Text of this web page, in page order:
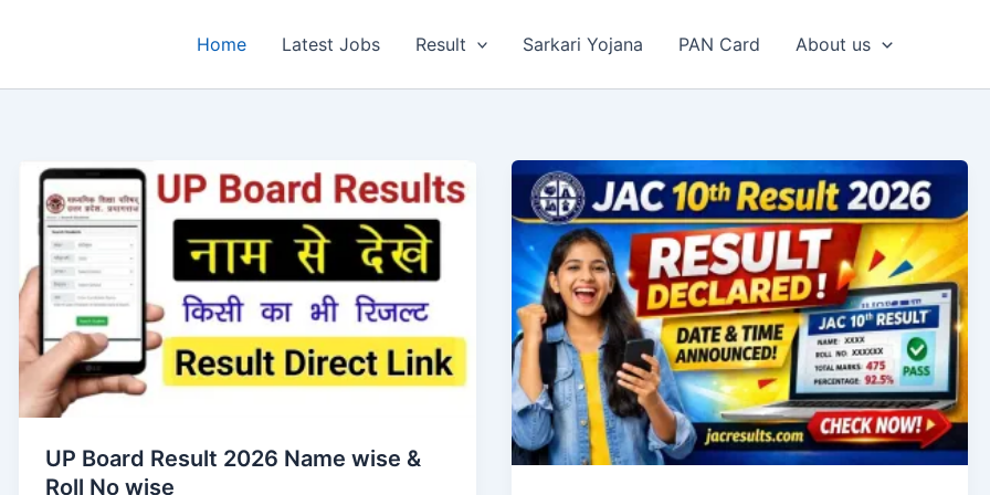
Home Latest Jobs Result Sarkari Yojana PAN Card About us
UP Board Result 2026 Name wise &
Roll No wise